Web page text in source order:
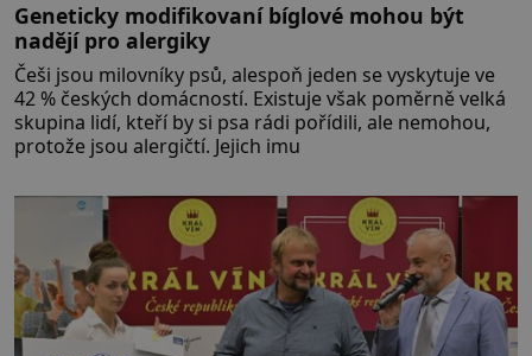
Geneticky modifikovaní bíglové mohou být
nadějí pro alergiky
Češi jsou milovníky psů, alespoň jeden se vyskytuje ve
42 % českých domácností. Existuje však poměrně velká
skupina lidí, kteří by si psa rádi pořídili, ale nemohou,
protože jsou alergičtí. Jejich imu